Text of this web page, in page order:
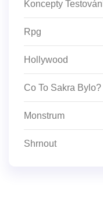
Koncepty
Rpg
Hollywood
Co To Sakra Bylo?
Monstrum
Shrnout